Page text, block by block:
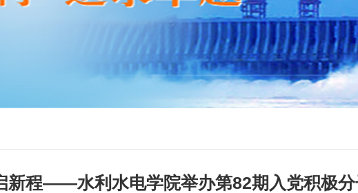
新程——水利水电学院举办第82期入党积极